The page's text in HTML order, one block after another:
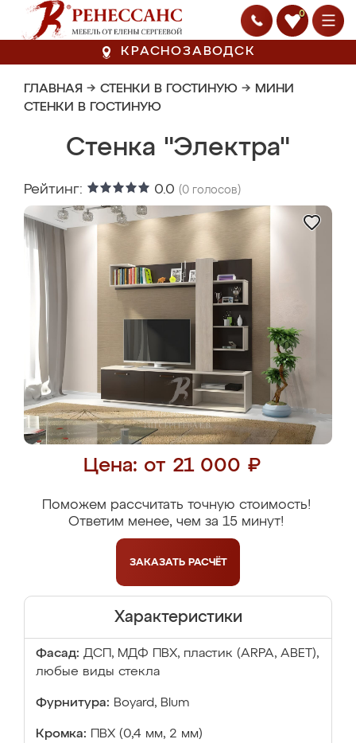
0
КРАСНОЗАВОДСК
ГЛАВНАЯ → СТЕНКИ В ГОСТИНУЮ → МИНИ
СТЕНКИ В ГОСТИНУЮ
Стенка "Электра"
Рейтинг: 0.0 (0 голосов)
Цена: от 21 000 ₽
Поможем рассчитать точную стоимость!
Ответим менее, чем за 15 минут!
ЗАКАЗАТЬ РАСЧЁТ
Характеристики
Фасад: ДСП, МДФ ПВХ, пластик (ARPA, ABET),
любые виды стекла
Фурнитура: Boyard, Blum
Кромка: ПВХ (0,4 мм, 2 мм)